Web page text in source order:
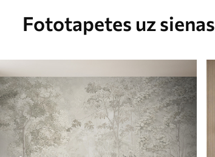
Fototapetes uz sienas